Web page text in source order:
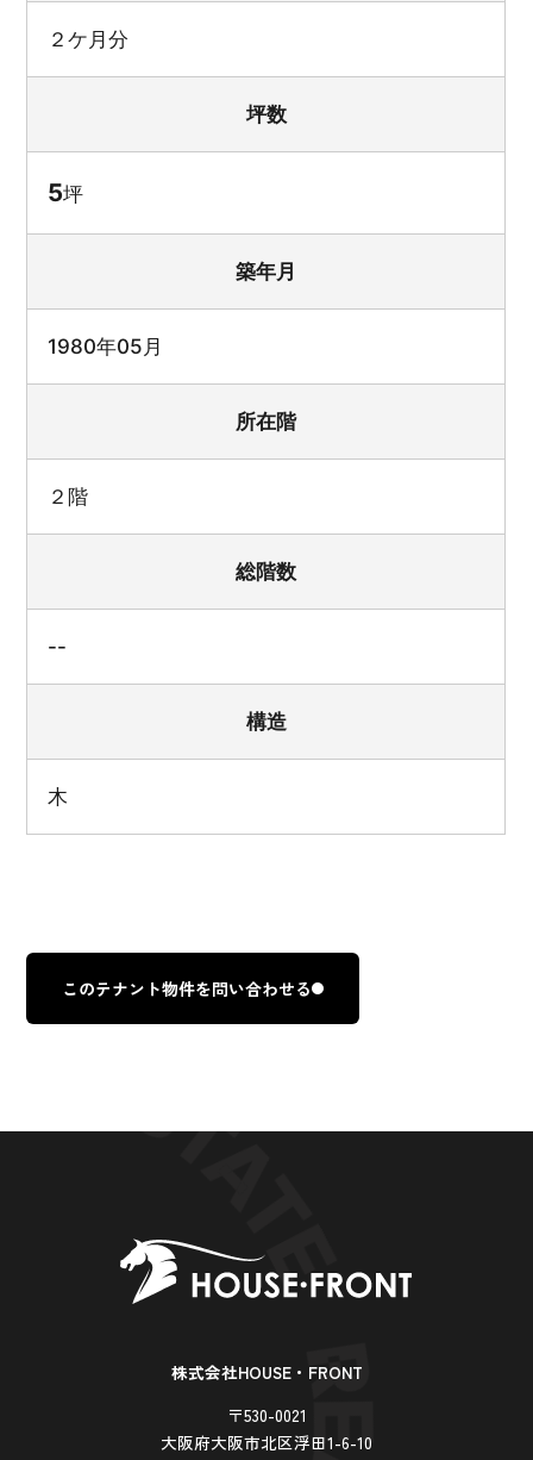
２ケ月分
坪数
5坪
築年月
1980年05月
所在階
２階
総階数
--
構造
木
このテナント物件を問い合わせる
株式会社HOUSE・FRONT
〒530-0021
大阪府大阪市北区浮田1-6-10